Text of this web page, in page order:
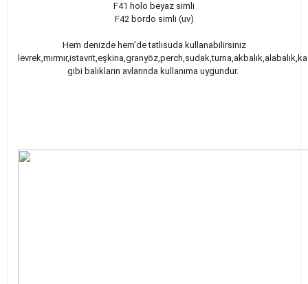
F41 holo beyaz simli
F42 bordo simli (uv)
Hem denizde hem'de tatlısuda kullanabilirsiniz
gibi balıkların avlarında kullanıma uygundur.